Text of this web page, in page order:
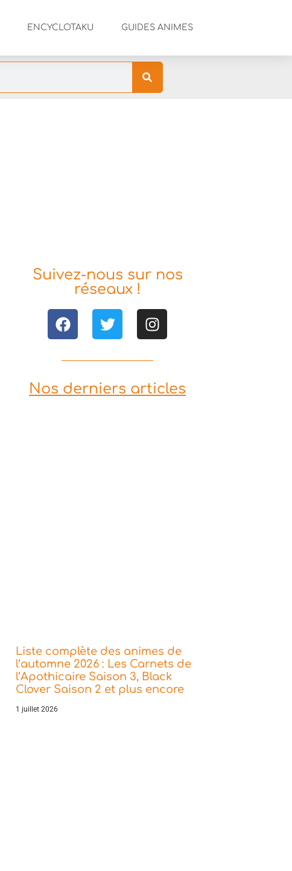
ENCYCLOTAKU GUIDES ANIMES
Suivez-nous sur nos
réseaux !
Nos derniers articles
Liste complète des animes de
l’automne 2026 : Les Carnets de
l’Apothicaire Saison 3, Black
Clover Saison 2 et plus encore
1 juillet 2026